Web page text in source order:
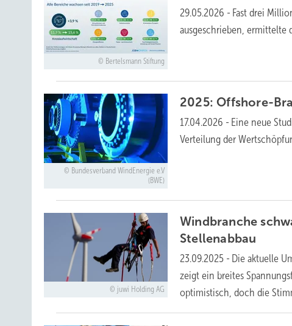
Bertelsmann Stiftung
29.05.2026 - Fast drei
ausgeschrieben, ermittelte
Bundesverband WindEnergie e.V
(BWE)
2025: Offshore-
17.04.2026 - Eine neue
Verteilung der
juwi Holding AG
Windbranche
Stellenabbau
23.09.2025 - Die aktuelle
zeigt ein breites
optimistisch, doch die